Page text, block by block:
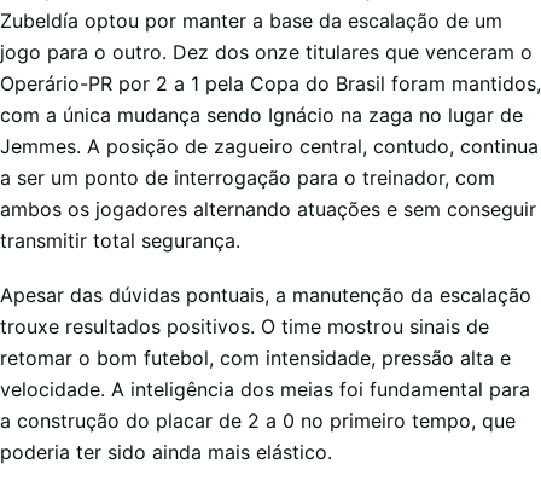
Zubeldía optou por manter a base da escalação de um
jogo para o outro. Dez dos onze titulares que venceram o
Operário-PR por 2 a 1 pela Copa do Brasil foram mantidos,
com a única mudança sendo Ignácio na zaga no lugar de
Jemmes. A posição de zagueiro central, contudo, continua
a ser um ponto de interrogação para o treinador, com
ambos os jogadores alternando atuações e sem conseguir
transmitir total segurança.
Apesar das dúvidas pontuais, a manutenção da escalação
trouxe resultados positivos. O time mostrou sinais de
retomar o bom futebol, com intensidade, pressão alta e
velocidade. A inteligência dos meias foi fundamental para
a construção do placar de 2 a 0 no primeiro tempo, que
poderia ter sido ainda mais elástico.